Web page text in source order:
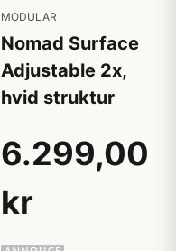
MODULAR
Nomad Surface
Adjustable 2x,
hvid struktur
6.299,00
kr